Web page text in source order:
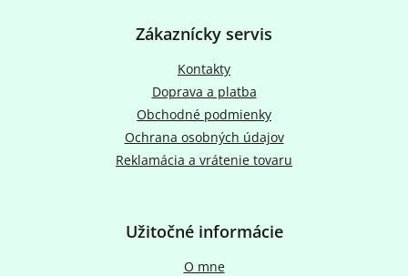
Zákaznícky servis
Kontakty
Doprava a platba
Obchodné podmienky
Ochrana osobných údajov
Reklamácia a vrátenie tovaru
Užitočné informácie
O mne